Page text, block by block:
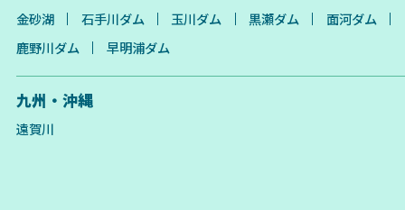
金砂湖
石手川ダム 玉川ダム 黒瀬ダム
面河ダム
鹿野川ダム
早明浦ダム
九州・沖縄
遠賀川